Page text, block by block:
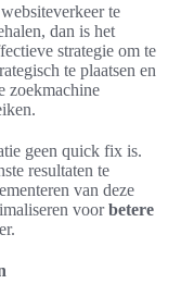
te
dan is het
strategie om te
te plaatsen en
zoekmachine
geen quick fix is.
resultaten te
van deze
voorbetere